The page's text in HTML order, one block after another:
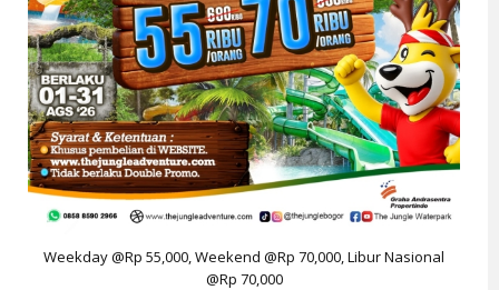
Weekday @Rp 55,000, Weekend @Rp 70,000, Libur Nasional
@Rp 70,000